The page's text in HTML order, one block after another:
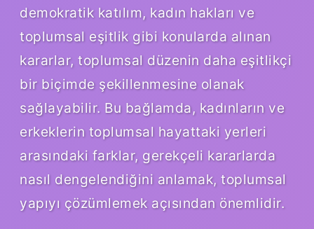
demokratik katılım, kadın hakları ve
toplumsal eşitlik gibi konularda alınan
kararlar, toplumsal düzenin daha eşitlikçi
bir biçimde şekillenmesine olanak
sağlayabilir. Bu bağlamda, kadınların ve
erkeklerin toplumsal hayattaki yerleri
arasındaki farklar, gerekçeli kararlarda
nasıl dengelendiğini anlamak, toplumsal
yapıyı çözümlemek açısından önemlidir.